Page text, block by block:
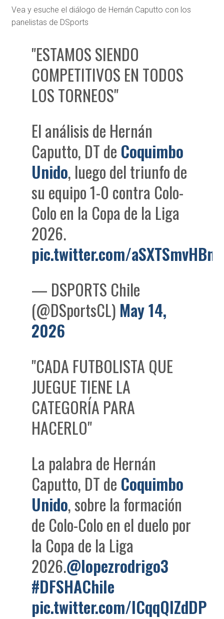
Vea y esuche el diálogo de Hernán Caputto con los
panelistas de DSports
"ESTAMOS SIENDO
COMPETITIVOS EN TODOS
LOS TORNEOS"
El análisis de Hernán
Caputto, DT de Coquimbo
Unido, luego del triunfo de
su equipo 1-0 contra Colo-
Colo en la Copa de la Liga
2026.
pic.twitter.com/aSXTSmvHBn
— DSPORTS Chile
(@DSportsCL) May 14,
2026
"CADA FUTBOLISTA QUE
JUEGUE TIENE LA
CATEGORÍA PARA
HACERLO"
La palabra de Hernán
Caputto, DT de Coquimbo
Unido, sobre la formación
de Colo-Colo en el duelo por
la Copa de la Liga
2026.@lopezrodrigo3
#DFSHAChile
pic.twitter.com/ICqqQIZdDP